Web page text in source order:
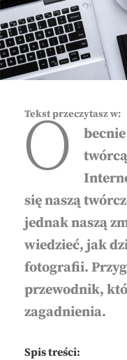
Tekst przeczytasz w:
O
się naszą
jednak naszą
wiedzieć, jak
fotografii.
przewodnik,
zagadnienia.
Spis treści: